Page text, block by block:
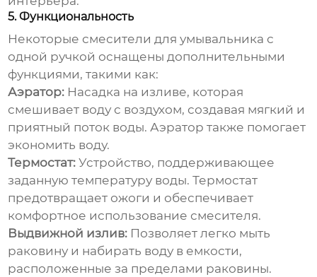
5. Функциональность
Некоторые смесители для умывальника с
одной ручкой оснащены дополнительными
функциями, такими как:
Аэратор: Насадка на изливе, которая
смешивает воду с воздухом, создавая мягкий и
приятный поток воды. Аэратор также помогает
экономить воду.
Термостат: Устройство, поддерживающее
заданную температуру воды. Термостат
предотвращает ожоги и обеспечивает
комфортное использование смесителя.
Выдвижной излив: Позволяет легко мыть
раковину и набирать воду в емкости,
расположенные за пределами раковины.